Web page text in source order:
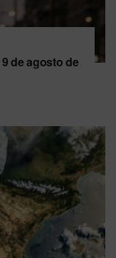
de agosto de